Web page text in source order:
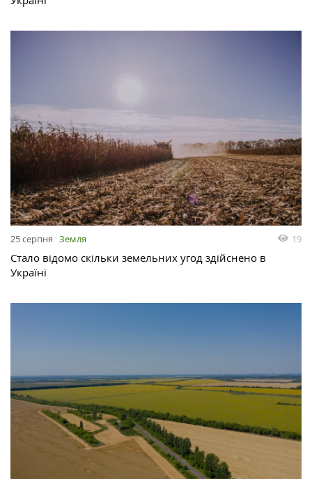
25 серпня Земля 19
Стало відомо скільки земельних угод здійснено в
Україні